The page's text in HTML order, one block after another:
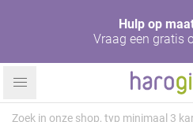
Hulp op
Vraag een gratis